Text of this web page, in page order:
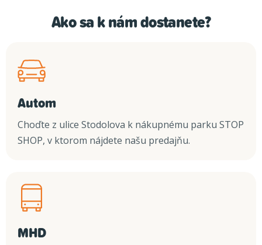
Ako sa k nám dostanete?
Autom
Choďte z ulice Stodolova k nákupnému parku STOP
SHOP, v ktorom nájdete našu predajňu.
MHD